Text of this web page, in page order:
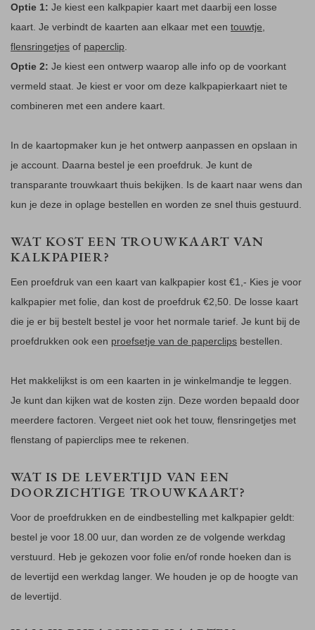
Optie 1: Je kiest een kalkpapier kaart met daarbij een losse
kaart. Je verbindt de kaarten aan elkaar met een touwtje
flensringetjes of paperclip
Optie 2: Je kiest een ontwerp waarop alle info op de voorkant
vermeld staat. Je kiest er voor om deze kalkpapierkaart niet te
combineren met een andere kaart.
In de kaartopmaker kun je het ontwerp aanpassen en opslaan in
je account. Daarna bestel je een proefdruk. Je kunt de
transparante trouwkaart thuis bekijken. Is de kaart naar wens dan
kun je deze in oplage bestellen en worden ze snel thuis gestuurd.
WAT KOST EEN TROUWKAART VAN
KALKPAPIER?
Een proefdruk van een kaart van kalkpapier kost €1,- Kies je voor
kalkpapier met folie, dan kost de proefdruk €2,50. De losse kaart
die je er bij bestelt bestel je voor het normale tarief. Je kunt bij de
proefdrukken ook een proefsetje van de paperclips bestellen.
Het makkelijkst is om een kaarten in je winkelmandje te leggen.
Je kunt dan kijken wat de kosten zijn. Deze worden bepaald door
meerdere factoren. Vergeet niet ook het touw, flensringetjes met
flenstang of papierclips mee te rekenen.
WAT IS DE LEVERTIJD VAN EEN
DOORZICHTIGE TROUWKAART?
Voor de proefdrukken en de eindbestelling met kalkpapier geldt:
bestel je voor 18.00 uur, dan worden ze de volgende werkdag
verstuurd. Heb je gekozen voor folie en/of ronde hoeken dan is
de levertijd een werkdag langer. We houden je op de hoogte van
de levertijd.